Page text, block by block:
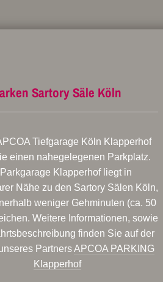
Sartory Säle Köln
Tiefgarage Köln Klapperhof
einen nahegelegenen Parkplatz.
Klapperhof liegt in
Nähe zu den Sartory Sälen Köln,
weniger Gehminuten (ca. 50
Weitere Informationen, sowie
finden Sie auf der
PartnersAPCOA PARKING
Klapperhof